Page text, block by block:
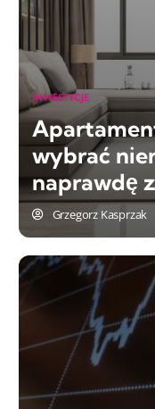
INWESTYCJE
wybrać
naprawdę
Grzegorz Kasprzak